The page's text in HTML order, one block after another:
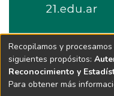
Recopilamos y
siguientes propósitos:
Reconocimiento y
Para obtener más